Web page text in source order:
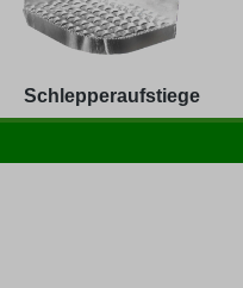
Schlepperaufstiege